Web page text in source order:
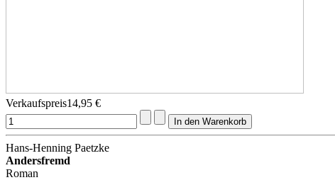
Verkaufspreis14,95 €
Hans-Henning Paetzke
Andersfremd
Roman